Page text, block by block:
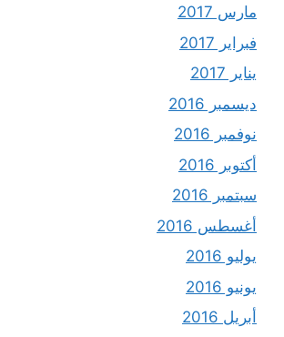
مارس 2017
فبراير 2017
يناير 2017
ديسمبر 2016
نوفمبر 2016
أكتوبر 2016
سبتمبر 2016
أغسطس 2016
يوليو 2016
يونيو 2016
أبريل 2016